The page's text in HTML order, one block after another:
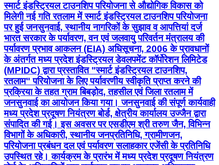
स्मार्ट इंडस्ट्रियल टाउनशिप परियोजना से औद्योगिक विकास को
मिलेगी नई गति रतलाम में स्मार्ट इंडस्ट्रियल टाउनशिप परियोजना
पर हुई जनसुनवाई, स्थानीय नागरिकों के सुझाव व आपत्तियां दर्ज
भारत सरकार के पर्यावरण, वन एवं जलवायु परिवर्तन मंत्रालय की
पर्यावरण प्रभाव आकलन (EIA) अधिसूचना, 2006 के प्रावधानों
के अंतर्गत मध्य प्रदेश इंडस्ट्रियल डेवलपमेंट कॉर्पोरेशन लिमिटेड
(MPIDC) द्वारा प्रस्तावित "स्मार्ट इंडस्ट्रियल टाउनशिप,
रतलाम" परियोजना के लिए पर्यावरणीय स्वीकृति प्राप्त करने की
प्रक्रिया के तहत ग्राम बिबड़ोद, तहसील एवं जिला रतलाम में
जनसुनवाई का आयोजन किया गया। जनसुनवाई की संपूर्ण कार्यवाही
मध्य प्रदेश प्रदूषण नियंत्रण बोर्ड, क्षेत्रीय कार्यालय उज्जैन द्वारा
संपादित की गई। इस अवसर पर एसडीएम श्री तरुण जैन, विभिन्न
विभागों के अधिकारी, स्थानीय जनप्रतिनिधि, ग्रामीणजन,
परियोजना प्रबंधन दल एवं पर्यावरण सलाहकार एजेंसी के प्रतिनिधि
उपस्थित रहे। कार्यक्रम के प्रारंभ में मध्य प्रदेश प्रदूषण नियंत्रण